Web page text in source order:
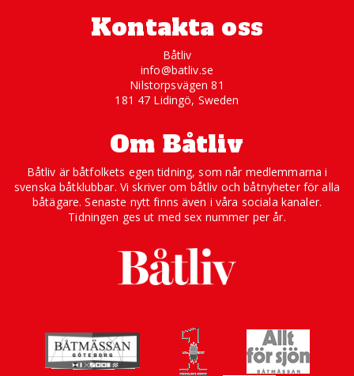
Kontakta oss
Båtliv
info@batliv.se
Nilstorpsvägen 81
181 47 Lidingö, Sweden
Om Båtliv
Båtliv är båtfolkets egen tidning, som når medlemmarna i
svenska båtklubbar. Vi skriver om båtliv och båtnyheter för alla
båtägare. Senaste nytt finns även i våra sociala kanaler.
Tidningen ges ut med sex nummer per år.